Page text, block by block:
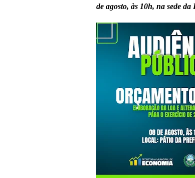
de agosto, às 10h, na sede